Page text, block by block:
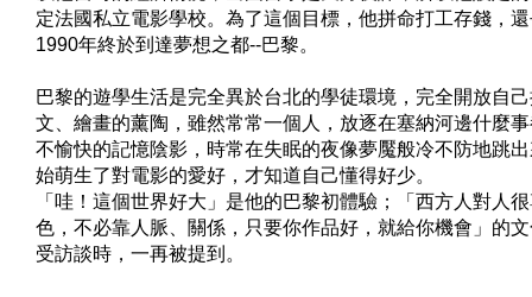
定法國私立電影學校。為了這個目標，他拼命打工存錢，
1990年終於到達夢想之都--巴黎。
巴黎的遊學生活是完全異於台北的學徒環境，完全開放自
文、繪畫的薰陶，雖然常常一個人，放逐在塞納河邊什麼
不愉快的記憶陰影，時常在失眠的夜像夢魘般冷不防地跳
始萌生了對電影的愛好，才知道自己懂得好少。
「哇！這個世界好大」是他的巴黎初體驗；「西方人對人
色，不必靠人脈、關係，只要你作品好，就給你機會」的
受訪談時，一再被提到。